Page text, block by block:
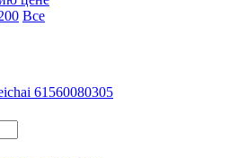
Все
61560080305